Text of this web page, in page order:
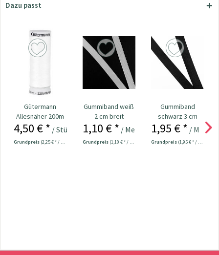
Dazu passt
Gütermann
Allesnäher 200m
Fb. 800 - weiß
4,50 € * / Stück
Grundpreis (2,25 € * / 100 Meter)
Gummiband weiß
2 cm breit
1,10 € * / Meter
Grundpreis (1,10 € * / 1 Meter)
Gummiband
schwarz 3 cm
breit
1,95 € * / Meter
Grundpreis (1,95 € * / 1 Meter)